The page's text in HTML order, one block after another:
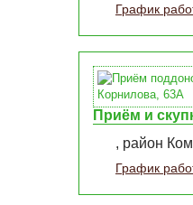
График
Приём и
, район
График